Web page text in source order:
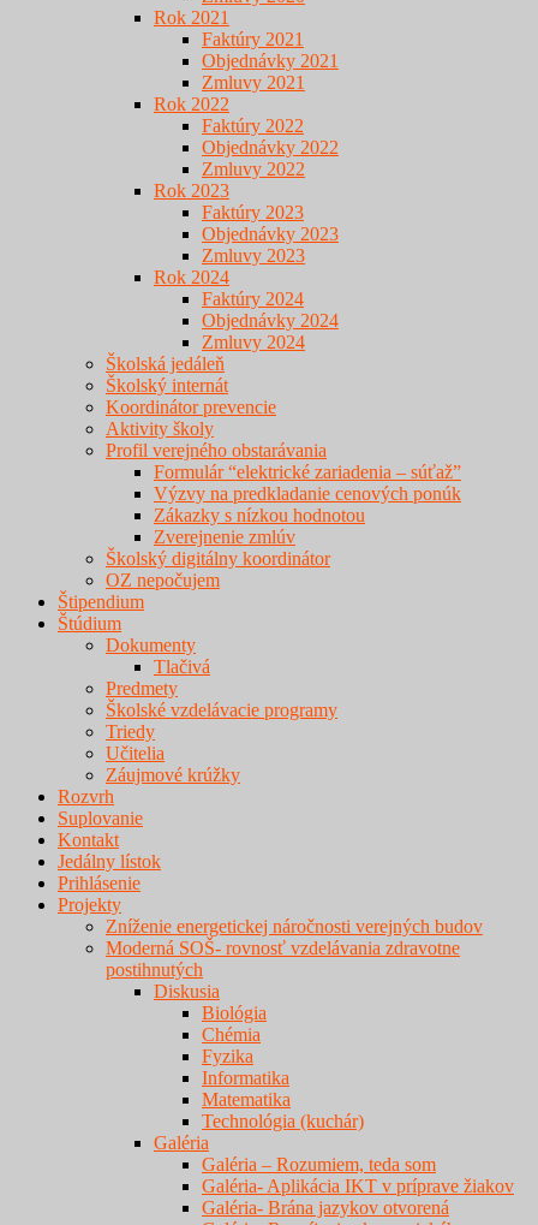
Rok 2021
Faktúry 2021
Objednávky 2021
Zmluvy 2021
Rok 2022
Faktúry 2022
Objednávky 2022
Zmluvy 2022
Rok 2023
Faktúry 2023
Objednávky 2023
Zmluvy 2023
Rok 2024
Faktúry 2024
Objednávky 2024
Zmluvy 2024
Školská jedáleň
Školský internát
Koordinátor prevencie
Aktivity školy
Profil verejného obstarávania
Formulár “elektrické zariadenia – súťaž”
Výzvy na predkladanie cenových ponúk
Zákazky s nízkou hodnotou
Zverejnenie zmlúv
Školský digitálny koordinátor
OZ nepočujem
Štipendium
Štúdium
Dokumenty
Tlačivá
Predmety
Školské vzdelávacie programy
Triedy
Učitelia
Záujmové krúžky
Rozvrh
Suplovanie
Kontakt
Jedálny lístok
Prihlásenie
Projekty
Zníženie energetickej náročnosti verejných budov
Moderná SOŠ- rovnosť vzdelávania zdravotne
postihnutých
Diskusia
Biológia
Chémia
Fyzika
Informatika
Matematika
Technológia (kuchár)
Galéria
Galéria – Rozumiem, teda som
Galéria- Aplikácia IKT v príprave žiakov
Galéria- Brána jazykov otvorená